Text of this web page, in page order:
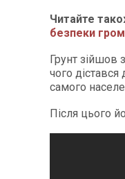
Читайте
безпеки
Грунт зійшов
чого
самого
Після цього